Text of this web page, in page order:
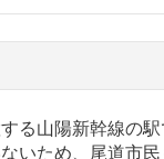
る山陽新幹線の
いため、尾道市